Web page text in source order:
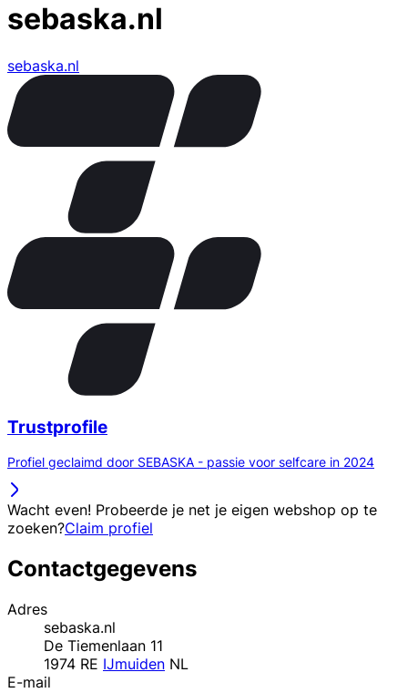
sebaska.nl
sebaska.nl
Trustprofile
Profiel geclaimd door SEBASKA - passie voor selfcare in 2024
Wacht even! Probeerde je net je eigen webshop op te
zoeken?Claim profiel
Contactgegevens
Adres
sebaska.nl
De Tiemenlaan 11
1974 RE IJmuiden NL
E-mail